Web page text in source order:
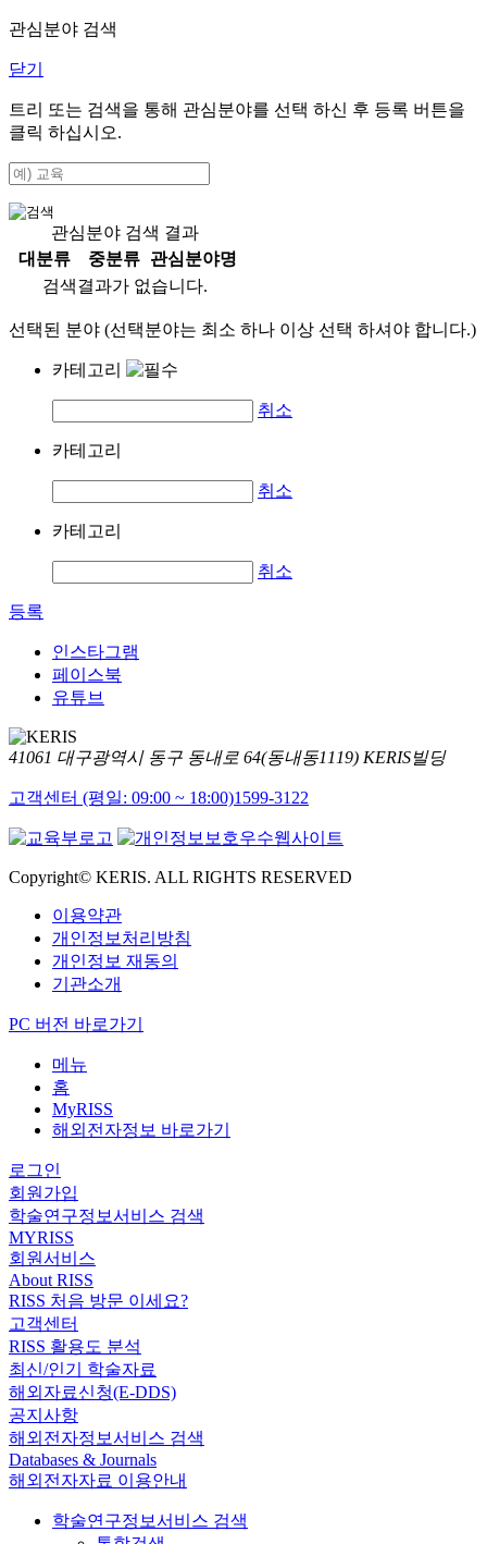
관심분야 검색
닫기
트리 또는 검색을 통해 관심분야를 선택 하신 후 등록 버튼을
클릭 하십시오.
관심분야 검색 결과
대분류
중분류
관심분야명
검색결과가 없습니다.
선택된 분야 (선택분야는 최소 하나 이상 선택 하셔야 합니다.)
카테고리
취소
카테고리
취소
카테고리
취소
등록
인스타그램
페이스북
유튜브
41061 대구광역시 동구 동내로 64(동내동1119) KERIS빌딩
고객센터 (평일: 09:00 ~ 18:00)1599-3122
Copyright© KERIS. ALL RIGHTS RESERVED
이용약관
개인정보처리방침
개인정보 재동의
기관소개
PC 버전 바로가기
메뉴
홈
MyRISS
해외전자정보 바로가기
로그인
회원가입
학술연구정보서비스 검색
MYRISS
회원서비스
About RISS
RISS 처음 방문 이세요?
고객센터
RISS 활용도 분석
최신/인기 학술자료
해외자료신청(E-DDS)
공지사항
해외전자정보서비스 검색
Databases & Journals
해외전자자료 이용안내
학술연구정보서비스 검색